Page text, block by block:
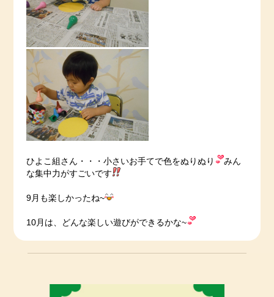
ひよこ組さん・・・小さいお手てで色をぬりぬり
みん
な集中力がすごいです
9月も楽しかったね~
10月は、どんな楽しい遊びができるかな~